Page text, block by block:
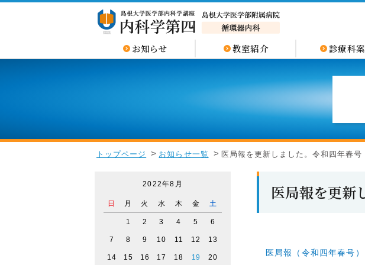
お知らせ 教室紹介 診療科
トップページ お知らせ一覧 医局報を更新しました。令和四年春号
医局報を更新
医局報（令和四年春号）
2022年8月
日 月 火 水 木 金 土
1 2 3 4 5 6
7 8 9 10 11 12 13
14 15 16 17 18 19 20